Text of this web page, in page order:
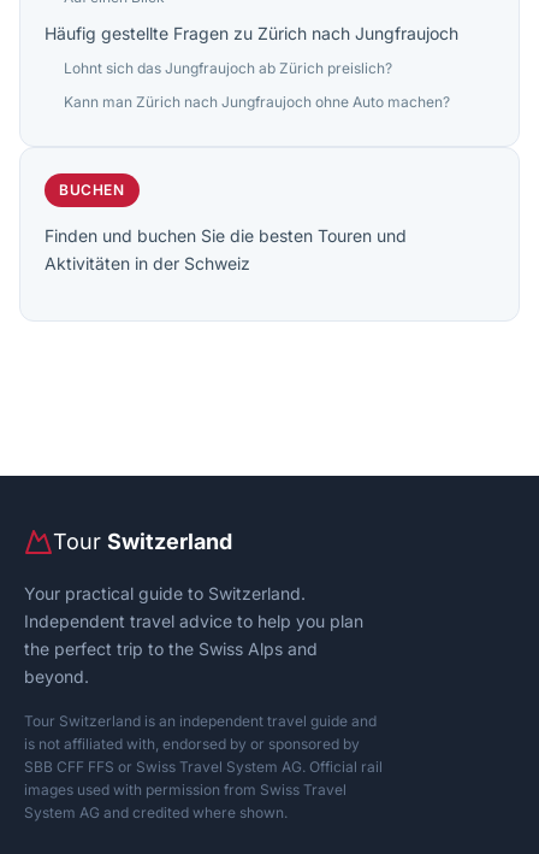
Häufig gestellte Fragen zu Zürich nach Jungfraujoch
Lohnt sich das Jungfraujoch ab Zürich preislich?
Kann man Zürich nach Jungfraujoch ohne Auto machen?
BUCHEN
Finden und buchen Sie die besten Touren und
Aktivitäten in der Schweiz
Tour Switzerland
Your practical guide to Switzerland.
Independent travel advice to help you plan
the perfect trip to the Swiss Alps and
beyond.
Tour Switzerland is an independent travel guide and
is not affiliated with, endorsed by or sponsored by
SBB CFF FFS or Swiss Travel System AG. Official rail
images used with permission from Swiss Travel
System AG and credited where shown.